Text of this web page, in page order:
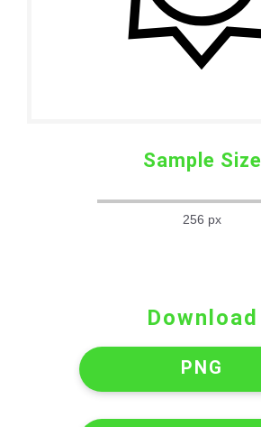
Sample Size
256 px
Download
PNG